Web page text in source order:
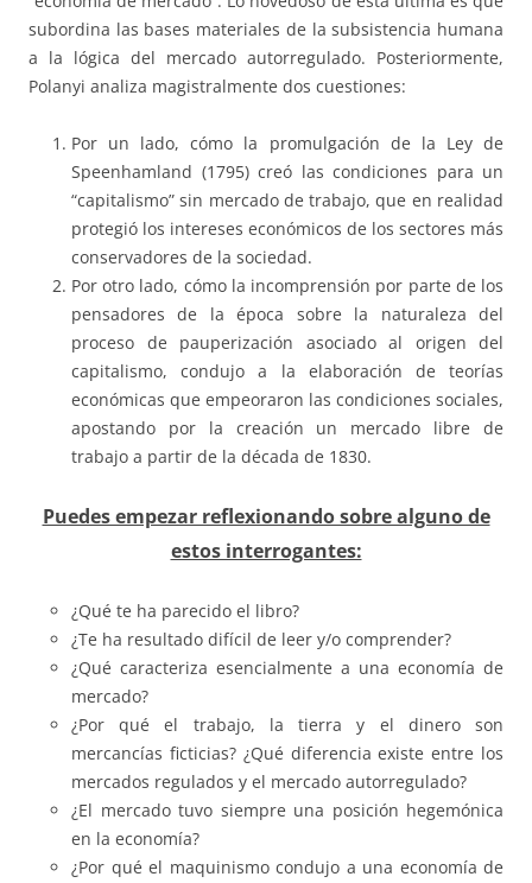
subordina las bases materiales de la subsistencia humana
a la lógica del mercado autorregulado. Posteriormente,
Polanyi analiza magistralmente dos cuestiones:
Por un lado, cómo la promulgación de la Ley de
Speenhamland (1795) creó las condiciones para un
“capitalismo” sin mercado de trabajo, que en realidad
protegió los intereses económicos de los sectores más
conservadores de la sociedad.
Por otro lado, cómo la incomprensión por parte de los
pensadores de la época sobre la naturaleza del
proceso de pauperización asociado al origen del
capitalismo, condujo a la elaboración de teorías
económicas que empeoraron las condiciones sociales,
apostando por la creación un mercado libre de
trabajo a partir de la década de 1830.
Puedes empezar reflexionando sobre alguno de
estos interrogantes:
¿Qué te ha parecido el libro?
¿Te ha resultado difícil de leer y/o comprender?
¿Qué caracteriza esencialmente a una economía de
mercado?
¿Por qué el trabajo, la tierra y el dinero son
mercancías ficticias? ¿Qué diferencia existe entre los
mercados regulados y el mercado autorregulado?
¿El mercado tuvo siempre una posición hegemónica
en la economía?
¿Por qué el maquinismo condujo a una economía de